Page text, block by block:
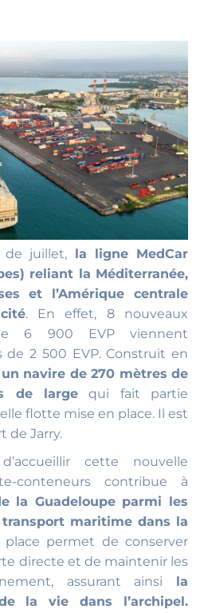
juillet,
la ligne MedCar
reliant la Méditerranée,
et l’Amérique centrale
. En effet, 8 nouveaux
6 900 EVP viennent
de 2 500 EVP. Construit en
un navire de 270 mètres de
de largequi fait partie
flotte mise en place. Il est
de Jarry.
cette nouvelle
conteneurs contribue à
la Guadeloupe parmi les
maritime dans la
place permet de conserver
directe et de maintenir les
assurant ainsi la
la vie dans l’archipel.